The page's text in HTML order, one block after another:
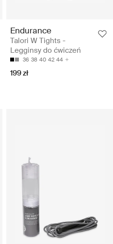
Endurance
Talori W Tights -
Legginsy do ćwiczeń
36 38 40 42 44
199 zł